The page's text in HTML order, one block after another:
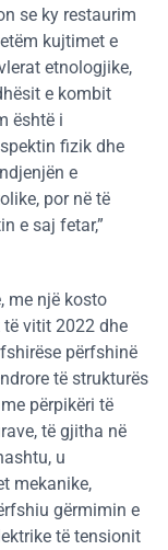
se ky restaurim
kujtimet e
etnologjike,
e kombit
është i
fizik dhe
e
por në të
e saj fetar,”
me një kosto
të vitit 2022 dhe
përfshinë
të strukturës
përpikëri të
të gjitha në
u
mekanike,
gërmimin e
të tensionit